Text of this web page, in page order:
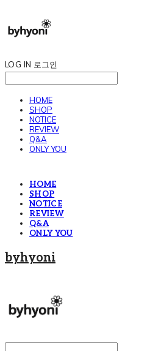
LOG IN 로그인
HOME
SHOP
NOTICE
REVIEW
Q&A
ONLY YOU
HOME
SHOP
NOTICE
REVIEW
Q&A
ONLY YOU
byhyoni